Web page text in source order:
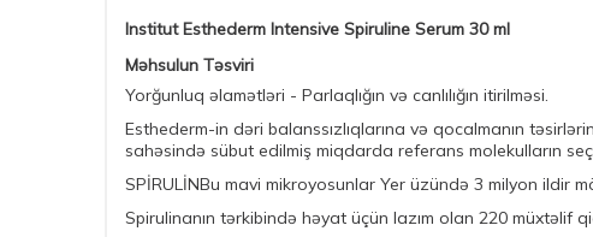
Institut Esthederm Intensive Spiruline Serum 30 ml
Məhsulun Təsviri
Yorğunluq əlamətləri - Parlaqlığın və canlılığın itirilməsi.
Esthederm-in dəri balanssızlıqlarına və qocalmanın
sahəsində sübut edilmiş miqdarda referans molekulların
SPİRULİNBu mavi mikroyosunlar Yer üzündə 3 milyon ildir
Spirulinanın tərkibində həyat üçün lazım olan 220 müxtəlif